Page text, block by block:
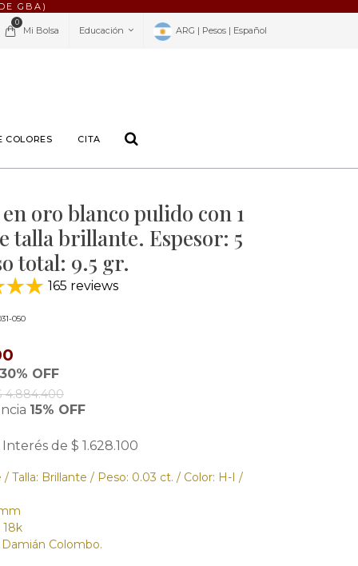
GBA)
0
Mi Bolsa Educación ARG | Pesos | Español
COLORES CITA
oro blanco pulido con 1
talla brillante. Espesor: 5
total: 9.5 gr.
165 reviews
050
30% OFF
4.884.400
15% OFF
de $ 1.628.100
Talla: Brillante / Peso: 0.03 ct. / Color: H-I /
Colombo.